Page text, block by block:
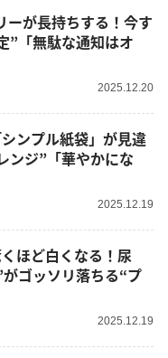
ーが長持ちする！今す
”「無駄な通知はオ
2025.12.20
ンプル紙袋」が見違
ンジ”「華やかにな
2025.12.19
ほど白くなる！尿
ゴッソリ落ちる“プ
2025.12.19